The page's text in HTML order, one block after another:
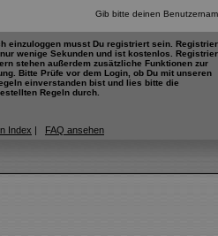
Gib bitte deinen
einzuloggen musst Du registriert sein.
wenige Sekunden und ist kostenlos.
stehen außerdem zusätzliche Funktionen zur
Bitte Prüfe vor dem Login, ob Du mit unseren
einverstanden bist und lies bitte die
Regeln durch.
Index | FAQ ansehen